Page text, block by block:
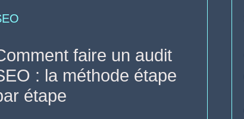
faire un audit
: la méthode étape
étape